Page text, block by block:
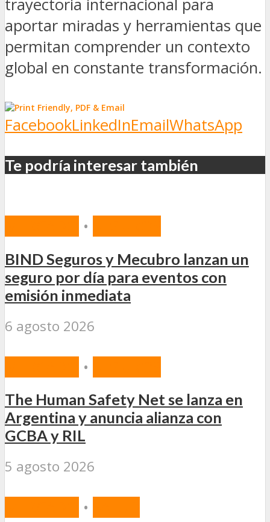
trayectoria internacional para
aportar miradas y herramientas que
permitan comprender un contexto
global en constante transformación.
FacebookLinkedInEmailWhatsApp
Te podría interesar también
•
BIND Seguros y Mecubro lanzan un
seguro por día para eventos con
emisión inmediata
6 agosto 2026
•
The Human Safety Net se lanza en
Argentina y anuncia alianza con
GCBA y RIL
5 agosto 2026
•